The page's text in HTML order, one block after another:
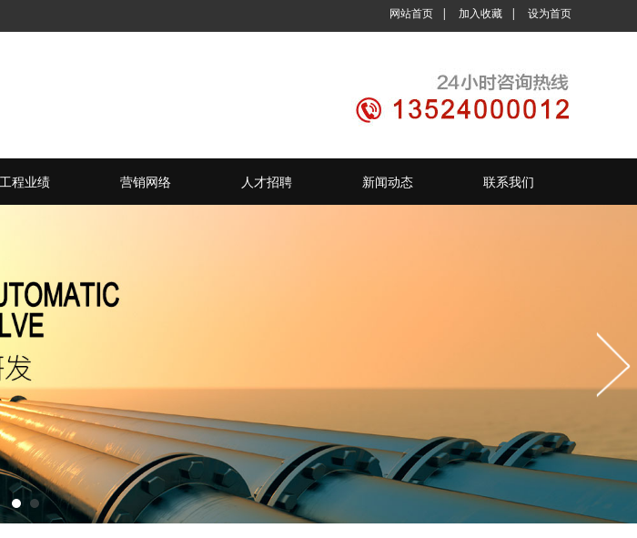
工程业绩 营销网络 人才招聘 新闻动态 联系我们
网站首页 | 加入收藏 | 设为首页